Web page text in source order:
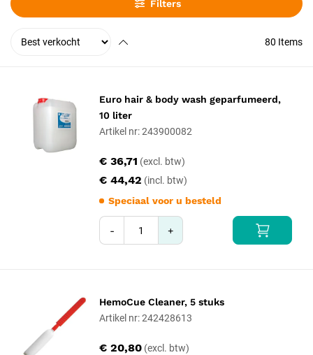
keuze.
Filters
80 Items
Euro hair & body wash geparfumeerd,
10 liter
Artikel nr: 243900082
€ 44,42
€ 36,71
Speciaal voor u besteld
- +
HemoCue Cleaner, 5 stuks
Artikel nr: 242428613
€ 20,80